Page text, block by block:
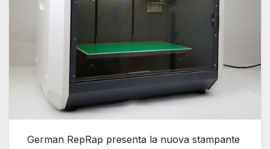
German RepRap presenta la nuova stampante